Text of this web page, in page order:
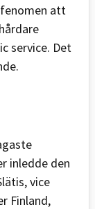
att
service. Det
inledde den
vice
Finland,